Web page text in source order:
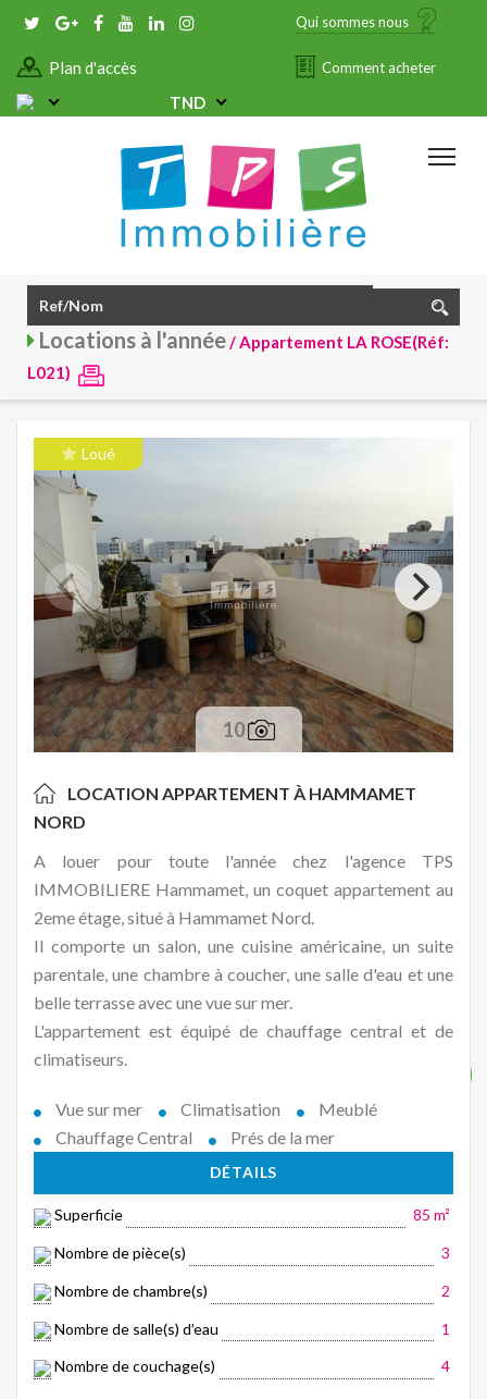
Qui sommes nous
Plan d'accès Comment acheter
TND
Locations à l'année/ Appartement LA ROSE(Réf:
L021)
Loué
10
LOCATION APPARTEMENT À HAMMAMET
NORD
A louer pour toute l'année chez l'agence TPS
IMMOBILIERE Hammamet, un coquet appartement au
2eme étage, situé à Hammamet Nord.
Il comporte un salon, une cuisine américaine, un suite
parentale, une chambre à coucher, une salle d'eau et une
belle terrasse avec une vue sur mer.
L'appartement est équipé de chauffage central et de
climatiseurs.
Vue sur mer Climatisation
Meublé
Chauffage Central
Prés de la mer
DÉTAILS
Superficie 85 m²
Nombre de pièce(s) 3
Nombre de chambre(s) 2
Nombre de salle(s) d’eau 1
Nombre de couchage(s) 4